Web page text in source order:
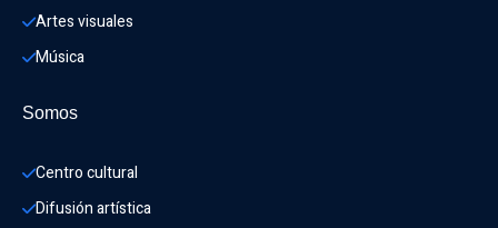
Artes visuales
Música
Somos
Centro cultural
Difusión artística